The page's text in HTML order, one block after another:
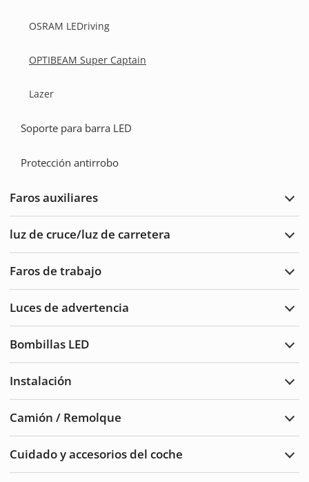
OSRAM LEDriving
OPTIBEAM Super Captain
Lazer
Soporte para barra LED
Protección antirrobo
Faros auxiliares
luz de cruce/luz de carretera
Faros de trabajo
Luces de advertencia
Bombillas LED
Instalación
Camión / Remolque
Cuidado y accesorios del coche